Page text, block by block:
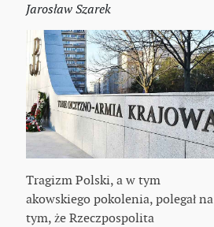
Jarosław Szarek
Tragizm Polski, a w tym
akowskiego pokolenia, polegał na
tym, że Rzeczpospolita